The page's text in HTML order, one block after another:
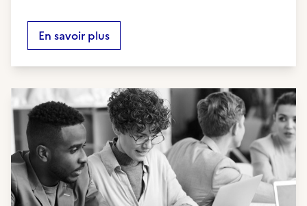
En savoir plus